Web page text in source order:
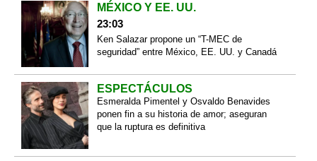
MÉXICO Y EE. UU.
23:03
Ken Salazar propone un “T-MEC de
seguridad” entre México, EE. UU. y Canadá
ESPECTÁCULOS
Esmeralda Pimentel y Osvaldo Benavides
ponen fin a su historia de amor; aseguran
que la ruptura es definitiva